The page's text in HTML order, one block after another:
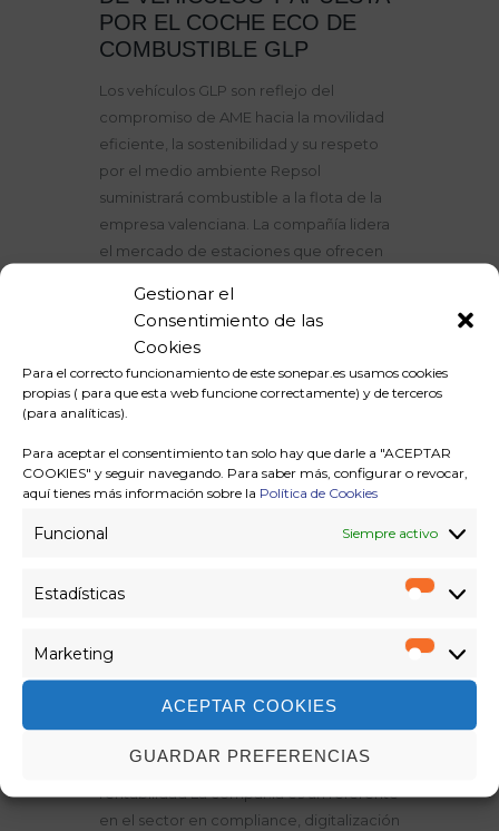
Gestionar el
Consentimiento de las
Cookies
Para el correcto funcionamiento de este sonepar.es usamos cookies
propias ( para que esta web funcione correctamente) y de terceros
(para analíticas).
Para aceptar el consentimiento tan solo hay que darle a "ACEPTAR
COOKIES" y seguir navegando. Para saber más, configurar o revocar,
aquí tienes más información sobre la Política de Cookies
Funcional Siempre activo
Estadísticas
Marketing
ACEPTAR COOKIES
GUARDAR PREFERENCIAS
POR EL COCHE ECO DE
COMBUSTIBLE GLP
Los vehículos GLP son reflejo del
compromiso de AME hacia la movilidad
eficiente, la sostenibilidad y su respeto
por el medio ambiente Repsol
suministrará combustible a la flota de la
empresa valenciana. La compañía lidera
el mercado de estaciones que ofrecen
renting seleccionada para la renovación
de esta flota que representa un avance…
SONEPAR IBÉRICA CRECE
POSICIÓN COMO LÍDER
Sonepar Ibérica encadena un lustro
términos de ventas, empleo y
rentabilidad La compañía es un referente
en el sector en compliance, digitalización